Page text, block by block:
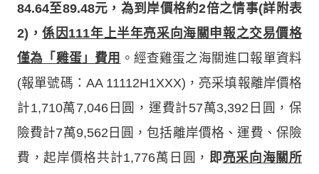
84.64至89.48元，為到岸價格約2倍之情事(詳附表
2)，係因111年上半年亮采向海關申報之交易價格
僅為「雞蛋」費用 。經查雞蛋之海關進口報單資料
(報單號碼：AA 11112H1XXX)，亮采填報離岸價格
計1,710萬7,046日圓，運費計57萬3,392日圓，保
險費計7萬9,562日圓，包括離岸價格、運費、保險
費，起岸價格共計1,776萬日圓， 即亮采向海關所